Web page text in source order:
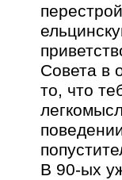
Совета в
то, что
В 90-ых